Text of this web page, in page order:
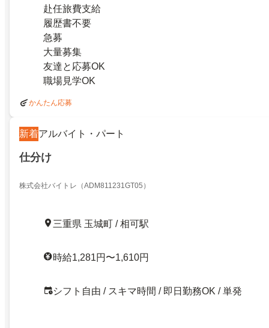
赴任旅費支給
履歴書不要
急募
大量募集
友達と応募OK
職場見学OK
かんたん応募
新着アルバイト・パート
仕分け
株式会社バイトレ（ADM811231GT05）
三重県 玉城町 / 相可駅
時給1,281円〜1,610円
シフト自由 / スキマ時間 / 即日勤務OK / 単発